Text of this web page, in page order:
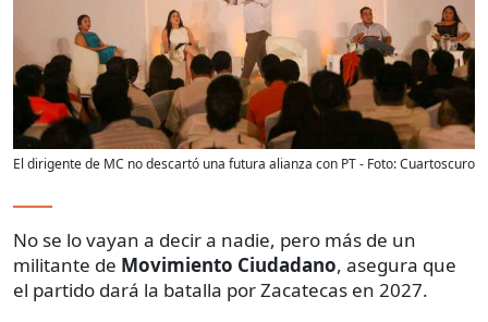
El dirigente de MC no descartó una futura alianza con PT- Foto:Cuartoscuro
No se lo vayan a decir a nadie, pero más de un
militante de Movimiento Ciudadano, asegura que
el partido dará la batalla por Zacatecas en 2027.